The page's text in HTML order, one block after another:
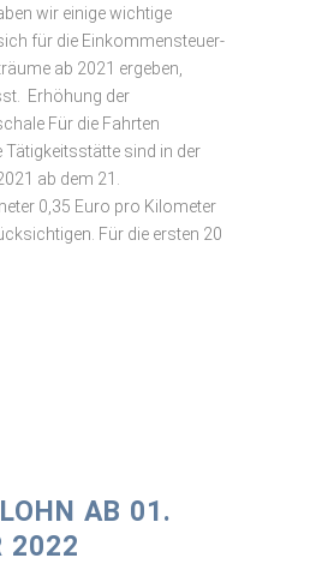
wir einige wichtige
für die Einkommensteuer-
ab 2021 ergeben,
Erhöhung der
Für die Fahrten
sind in der
ab dem 21.
0,35 Euro pro Kilometer
Für die ersten 20
AB 01.
2022